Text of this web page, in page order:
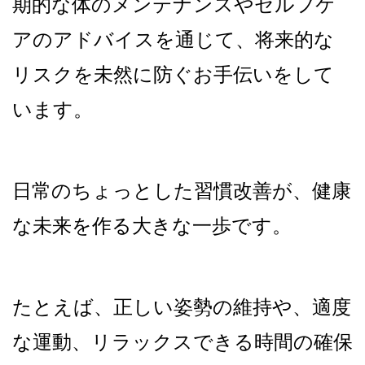
期的な体のメンテナンスやセルフケ
アのアドバイスを通じて、将来的な
リスクを未然に防ぐお手伝いをして
います。
日常のちょっとした習慣改善が、健康
な未来を作る大きな一歩です。
たとえば、正しい姿勢の維持や、適度
な運動、リラックスできる時間の確保